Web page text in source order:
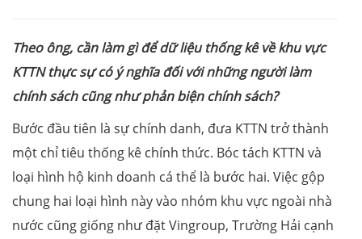
Theo ông, cần làm gì để dữ liệu thống kê về khu vực
KTTN thực sự có ý nghĩa đối với những người làm
chính sách cũng như phản biện chính sách?
Bước đầu tiên là sự chính danh, đưa KTTN trở thành
một chỉ tiêu thống kê chính thức. Bóc tách KTTN và
loại hình hộ kinh doanh cá thể là bước hai. Việc gộp
chung hai loại hình này vào nhóm khu vực ngoài nhà
nước cũng giống như đặt Vingroup, Trường Hải cạnh